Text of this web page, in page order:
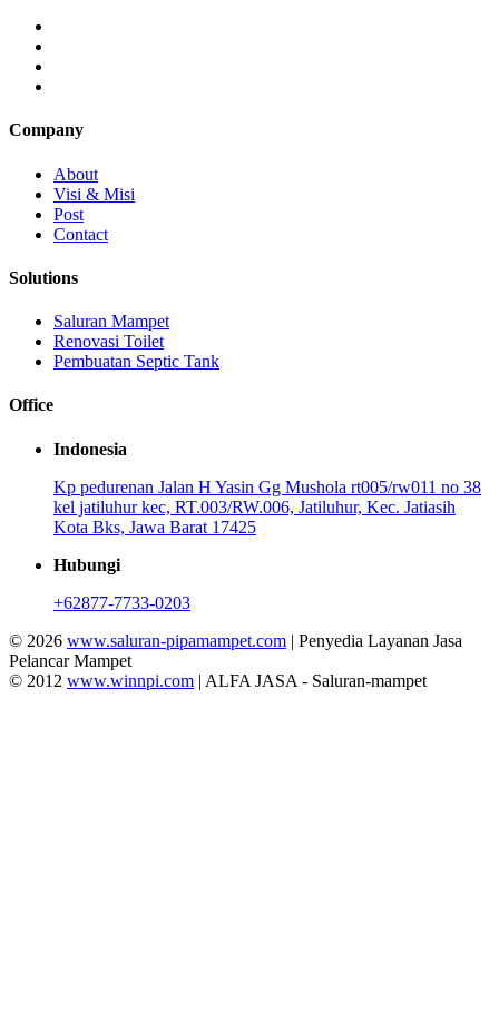
Company
About
Visi & Misi
Post
Contact
Solutions
Saluran Mampet
Renovasi Toilet
Pembuatan Septic Tank
Office
Indonesia
Kp pedurenan Jalan H Yasin Gg Mushola rt005/rw011 no 38
kel jatiluhur kec, RT.003/RW.006, Jatiluhur, Kec. Jatiasih
Kota Bks, Jawa Barat 17425
Hubungi
+62877-7733-0203
© 2026 www.saluran-pipamampet.com | Penyedia Layanan Jasa
Pelancar Mampet
© 2012 www.winnpi.com | ALFA JASA - Saluran-mampet